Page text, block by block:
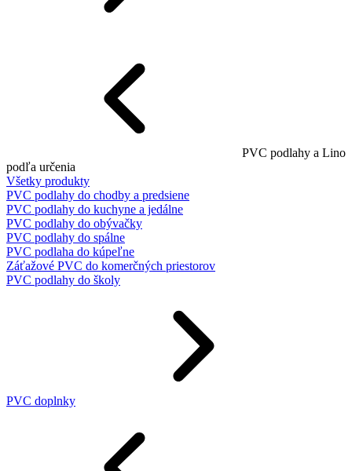
PVC podlahy a Lino
podľa určenia
Všetky produkty
PVC podlahy do chodby a predsiene
PVC podlahy do kuchyne a jedálne
PVC podlahy do obývačky
PVC podlahy do spálne
PVC podlaha do kúpeľne
Záťažové PVC do komerčných priestorov
PVC podlahy do školy
PVC doplnky